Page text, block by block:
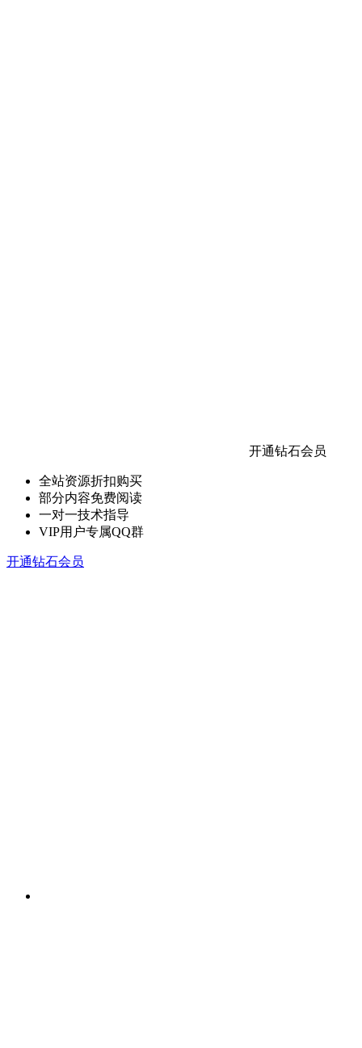
开通钻石会员
全站资源折扣购买
部分内容免费阅读
一对一技术指导
VIP用户专属QQ群
开通钻石会员